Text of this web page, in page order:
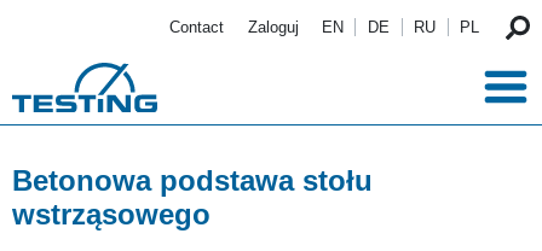
Contact Zaloguj EN DE RU PL
Betonowa podstawa stołu
wstrząsowego